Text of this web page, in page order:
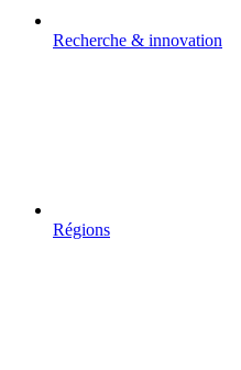
Recherche & innovation
Régions